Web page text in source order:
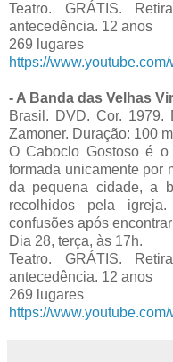
Teatro. GRÁTIS.
antecedência. 12 anos
269 lugares
https://
- A Banda das Velhas
Brasil. DVD. Cor. 1979.
Zamoner. Duração: 100
O Caboclo Gostoso é
formada unicamente por
da pequena cidade, a
recolhidos pela
confusões após
Dia 28, terça, às 17h.
Teatro. GRÁTIS.
antecedência. 12 anos
269 lugares
https://